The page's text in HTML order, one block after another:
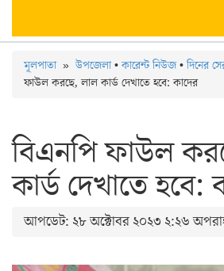
মূলপাতা»উপজেলা•কারেন্ট নিউজ• দিনের
ফাউল করছে, লাল কার্ড দেখাতে হবে: কাদের
বিএনপি ফাউল
কার্ড দেখাতে হবে:
আপডেট: ২৮ অক্টোবর ২০২৩ ২:২৬